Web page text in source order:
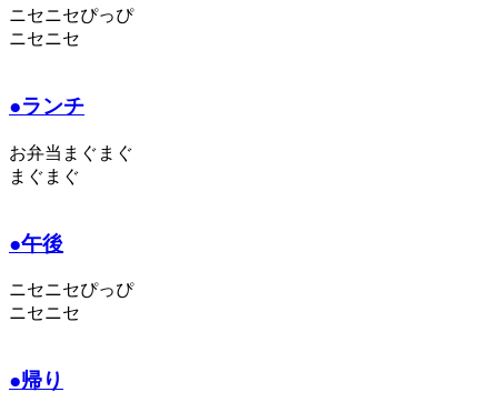
ニセニセぴっぴ
ニセニセ
●ランチ
お弁当まぐまぐ
まぐまぐ
●午後
ニセニセぴっぴ
ニセニセ
●帰り